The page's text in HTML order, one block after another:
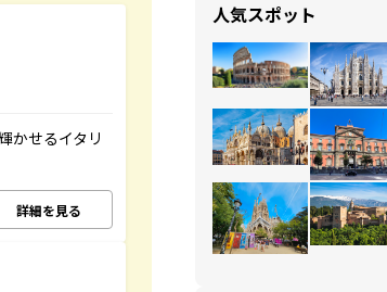
かせるイタリ
詳細を見る
人気スポット